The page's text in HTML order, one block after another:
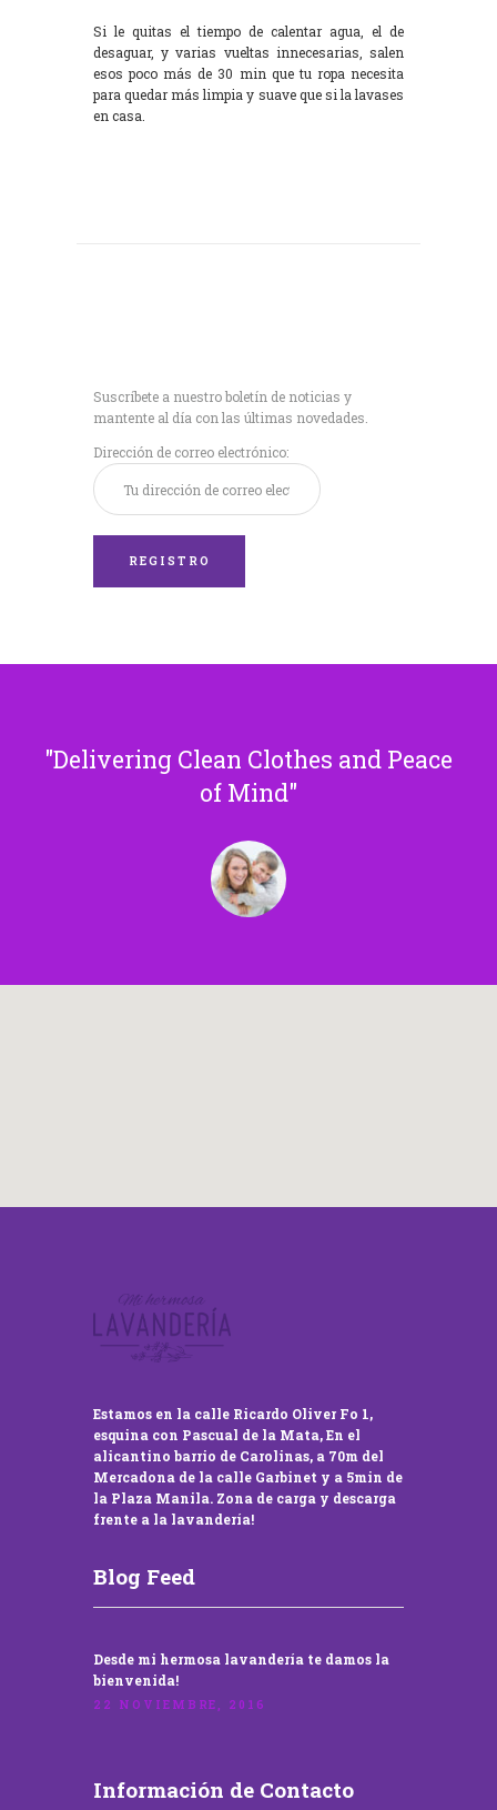
Si le quitas el tiempo de calentar agua, el de
desaguar, y varias vueltas innecesarias, salen
esos poco más de 30 min que tu ropa necesita
para quedar más limpia y suave que si la lavases
en casa.
Suscríbete a nuestro boletín de noticias y
mantente al día con las últimas novedades.
Dirección de correo electrónico:
Delivering Clean Clothes and Peace
of Mind
Estamos en la calle Ricardo Oliver Fo 1,
esquina con Pascual de la Mata, En el
alicantino barrio de Carolinas, a 70m del
Mercadona de la calle Garbinet y a 5min de
la Plaza Manila. Zona de carga y descarga
frente a la lavandería!
Blog Feed
Desde mi hermosa lavandería te damos la
bienvenida!
22 NOVIEMBRE, 2016
Información de Contacto